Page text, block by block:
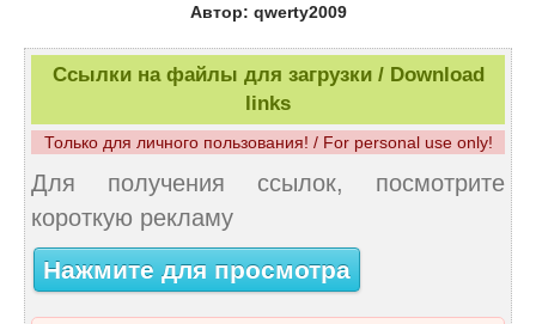
Автор: qwerty2009
Ссылки на файлы для загрузки / Download
links
Только для личного пользования! / For personal use only!
Для получения ссылок, посмотрите
короткую рекламу
Нажмите для просмотра